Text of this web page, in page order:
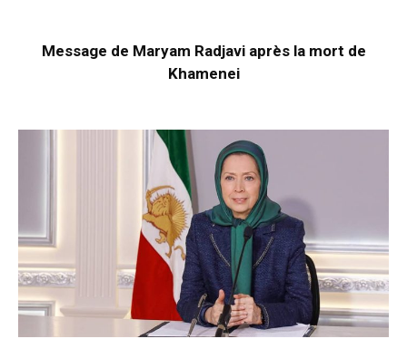
Message de Maryam Radjavi après la mort de
Khamenei